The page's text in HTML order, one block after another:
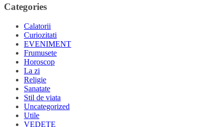
Categories
Calatorii
Curiozitati
EVENIMENT
Frumusete
Horoscop
La zi
Religie
Sanatate
Stil de viata
Uncategorized
Utile
VEDETE